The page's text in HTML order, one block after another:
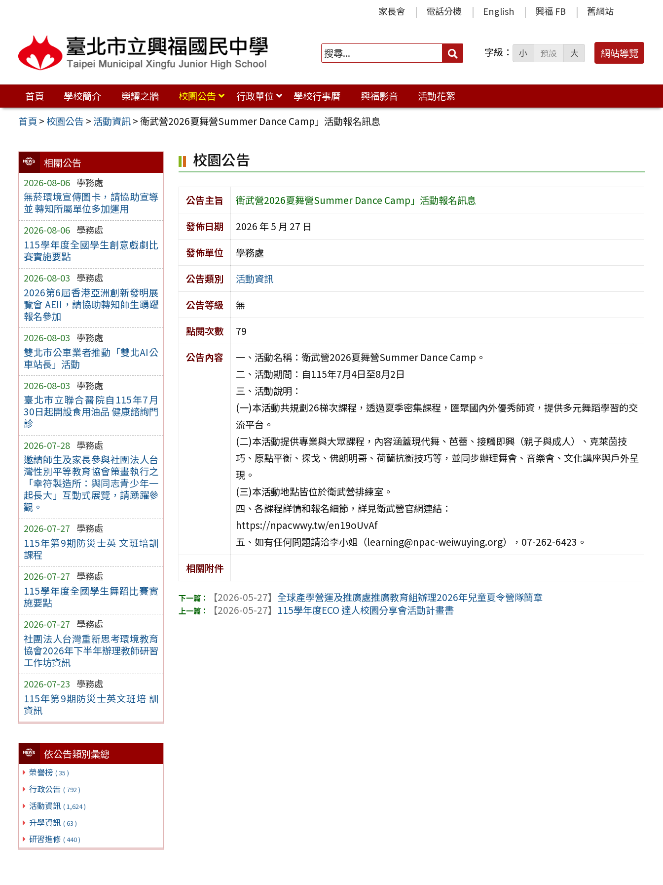
區
家長會 電話分機 English 興福 FB 舊網站
搜
字級： 小 預設 大 網站導覽
首頁 學校簡介 榮耀之牆 校園公告 行政單位 學校行事曆 興福影音
活動花絮
首頁 >校園公告 > 活動資訊>衛武營2026夏舞營Summer Dance Camp」活動報名訊息
相關公告
2026-08-06 學務處
無菸環境宣傳圖卡，請協助宣導
並 轉知所屬單位多加運用
2026-08-06 學務處
115學年度全國學生創意戲劇比
賽實施要點
2026-08-03 學務處
2026第6屆香港亞洲創新發明展
覽會 AEII，請協助轉知師生踴躍
報名參加
2026-08-03 學務處
雙北市公車業者推動「雙北AI公
車站長」活動
2026-08-03 學務處
臺北市立聯合醫院自115年7月
30日起開設食用油品 健康諮詢門
診
2026-07-28 學務處
邀請師生及家長參與社團法人台
灣性別平等教育協會策畫執行之
「幸符製造所：與同志青少年一
起長大」互動式展覽，請踴躍參
觀。
2026-07-27 學務處
115年第9期防災士英 文班培訓
課程
2026-07-27 學務處
115學年度全國學生舞蹈比賽實
施要點
2026-07-27 學務處
社團法人台灣重新思考環境教育
協會2026年下半年辦理教師研習
工作坊資訊
2026-07-23 學務處
115年第9期防災士英文班培 訓
資訊
依公告類別彙總
榮譽榜 ( 35 )
行政公告 ( 792 )
活動資訊 ( 1,624 )
升學資訊 ( 63 )
研習進修 ( 440 )
校園公告
公告主旨
衛武營2026夏舞營Summer Dance Camp」活動報名訊息
發佈日期
2026 年 5 月 27 日
發佈單位
學務處
公告類別
活動資訊
公告等級
無
點閱次數
79
公告內容
一、活動名稱：衛武營2026夏舞營Summer Dance Camp。
二、活動期間：自115年7月4日至8月2日
三、活動說明：
(一)本活動共規劃26梯次課程，透過夏季密集課程，匯聚國內外優秀師資，提供多元舞蹈學習的交
流平台。
(二)本活動提供專業與大眾課程，內容涵蓋現代舞、芭蕾、接觸即興（親子與成人）、克萊茵技
巧、原點平衡、探戈、佛朗明哥、荷蘭抗衡技巧等，並同步辦理舞會、音樂會、文化講座與戶外呈
現。
(三)本活動地點皆位於衛武營排練室。
四、各課程詳情和報名細節，詳見衛武營官網連結：
https://npacwwy.tw/en19oUvAf
五、如有任何問題請洽李小姐（learning@npac-weiwuying.org），07-262-6423。
相關附件
【2026-05-27】 全球產學營運及推廣處推廣教育組辦理2026年兒童夏令營隊簡章
【2026-05-27】 115學年度ECO 達人校園分享會活動計畫書